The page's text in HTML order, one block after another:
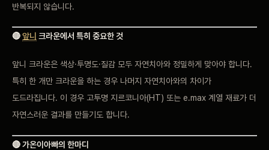
반복되지 않습니다.
🔴앞니 크라운에서 특히 중요한 것
앞니 크라운은 색상·투명도·질감 모두 자연치아와 정밀하게 맞아야 합니다.
특히 한 개만 크라운을 하는 경우 나머지 자연치아와의 차이가
도드라집니다. 이 경우 고투명 지르코니아(HT) 또는 e.max 계열 재료가 더
자연스러운 결과를 만들기도 합니다.
🔴 가온이아빠의 한마디